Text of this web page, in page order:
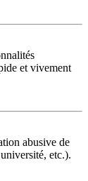
et vivement
abusive de
etc.).